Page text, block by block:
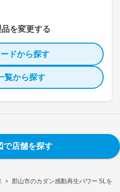
郡山市のカダン感動再生パワー 5Lを
を変更する
ドから探す
覧から探す
で店舗を探す